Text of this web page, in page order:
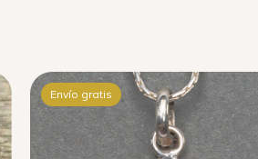
Envío gratis